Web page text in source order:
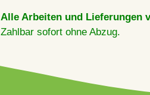
Alle Arbeiten und Lieferungen
Zahlbar sofort ohne Abzug.